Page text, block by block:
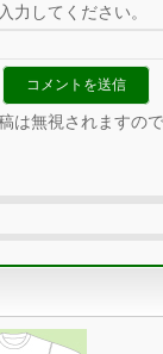
力してください。
は無視されますの